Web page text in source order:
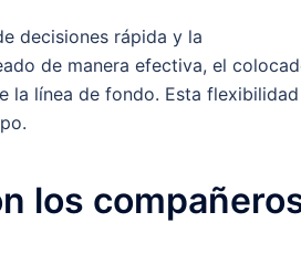
decisiones rápida y la
de manera efectiva, el
la línea de fondo. Esta flexibilidad
los